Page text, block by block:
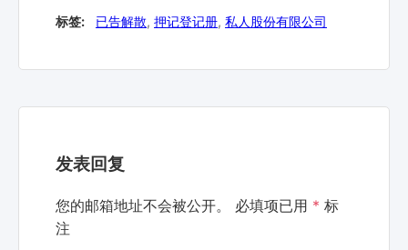
标签: 已告解散, 押记登记册, 私人股份有限公司
发表回复
您的邮箱地址不会被公开。 必填项已用 * 标
注